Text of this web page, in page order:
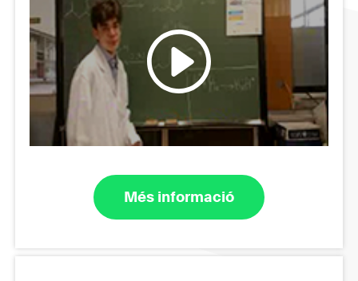
Més informació